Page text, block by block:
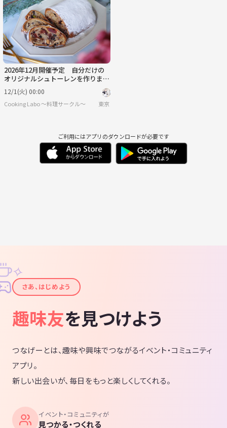
2026年12月開催予定 自分だけの
オリジナルシュトーレンを作りまし
ょう！
12/1(火) 00:00
Cooking Labo ～料理サークル～ 東京
ご利用にはアプリのダウンロードが必要です
✦
✧
さあ、はじめよう
趣味友を見つけよう
つなげーとは、趣味や興味でつながるイベント・コミュニティ
アプリ。
新しい出会いが、毎日をもっと楽しくしてくれる。
イベント・コミュニティが
見つかる・つくれる